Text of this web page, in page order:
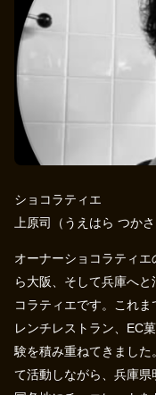
ショコラティエ
上原司（うえはら つかさ
オーナーショコラティ
ら大阪、そして兵庫へ
コラティエです。これ
レンチレストラン、EC
験を積み重ねてきまし
て活動しながら、兵庫